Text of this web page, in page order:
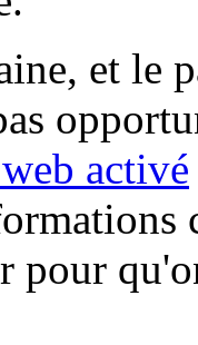
et le
activé
pour